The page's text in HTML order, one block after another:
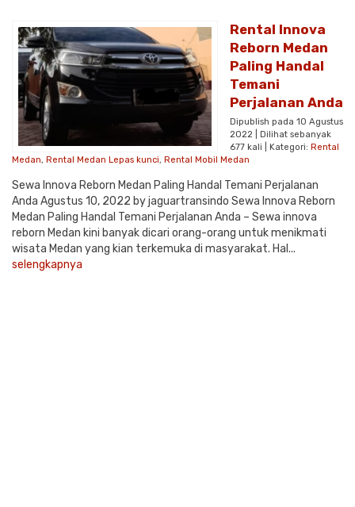
Rental Innova
Reborn Medan
Paling Handal
Temani
Perjalanan Anda
Dipublish pada 10 Agustus
2022 | Dilihat sebanyak
677 kali | Kategori: Rental
Medan, Rental Medan Lepas kunci, Rental Mobil Medan
Sewa Innova Reborn Medan Paling Handal Temani Perjalanan
Anda Agustus 10, 2022 by jaguartransindo Sewa Innova Reborn
Medan Paling Handal Temani Perjalanan Anda – Sewa innova
reborn Medan kini banyak dicari orang-orang untuk menikmati
wisata Medan yang kian terkemuka di masyarakat. Hal...
selengkapnya